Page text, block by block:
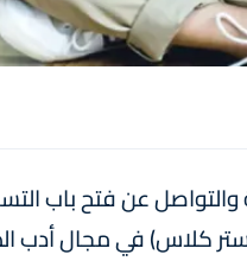
والتواصل عن فتح باب
كلاس) في مجال أدب